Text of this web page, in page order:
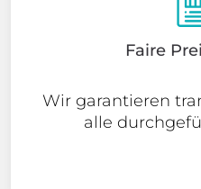
Faire
Wir garantieren
alle